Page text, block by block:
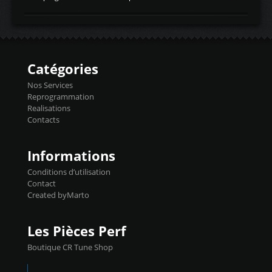
d'admissiontemp ex. pour atmo -30- 80°C
temperaturetemperature ldr moteurtemp
Injecteurs + Flashpro 1370€ TTC Le
précise et performante. Vous pourrez
basculer de la carto sans plomb à Ethanol à
l'aide du flashpro OPTION ECONOMIQUES
Reprog SP 98 sur le calculateur d'origine
450€ TTC Un gain d'environ 10cv et 15nm
Catégories
Nos Services
Reprogrammation
Realisations
Contacts
Informations
Conditions d’utilisation
Contact
Created byMarto
Les Pièces Perf
Boutique CR Tune Shop